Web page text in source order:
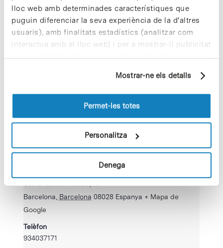
lloc web amb determinades característiques que
puguin diferenciar la seva experiència de la d'altres
usuaris), amb finalitats estadístics (analitzar com
interactua amb el lloc web) i per a mostrar-li publicitat
personalitzada sobre la base d'un perfil elaborat a
pàgines visitades). Per a obtenir més informació sobre
les cookies pot consultar laPolítica de cookiesdel
Mostrar-ne els detalls
Permet-les totes
Personalitza
Denega
RECINTE
Parc Científic de Barcelona
Barcelona Barcelona 08028 Espanya + Mapa de
Google
Telèfon
934037171